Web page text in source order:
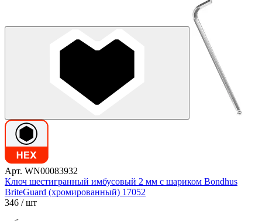
Арт. WN00083932
Ключ шестигранный имбусовый 2 мм с шариком Bondhus
BriteGuard (хромированный) 17052
346 / шт